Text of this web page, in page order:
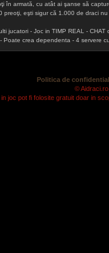
în armată, cu atât ai şanse să
eşti sigur că 1.000 de draci
jucatori - Joc in TIMP REAL -
crea dependenta - 4 servere
Politica de
©
joc pot fi folosite gratuit doar in